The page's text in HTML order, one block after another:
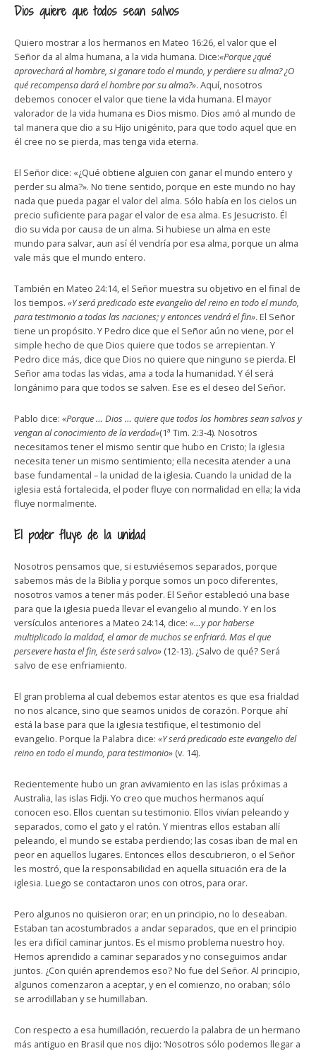
Dios quiere que todos sean salvos
Quiero mostrar a los hermanos en Mateo 16:26, el valor que el
Señor da al alma humana, a la vida humana. Dice:«Porque ¿qué
aprovechará al hombre, si ganare todo el mundo, y perdiere su alma? ¿O
qué recompensa dará el hombre por su alma?». Aquí, nosotros
debemos conocer el valor que tiene la vida humana. El mayor
valorador de la vida humana es Dios mismo. Dios amó al mundo de
tal manera que dio a su Hijo unigénito, para que todo aquel que en
él cree no se pierda, mas tenga vida eterna.
El Señor dice: «¿Qué obtiene alguien con ganar el mundo entero y
perder su alma?». No tiene sentido, porque en este mundo no hay
nada que pueda pagar el valor del alma. Sólo había en los cielos un
precio suficiente para pagar el valor de esa alma. Es Jesucristo. Él
dio su vida por causa de un alma. Si hubiese un alma en este
mundo para salvar, aun así él vendría por esa alma, porque un alma
vale más que el mundo entero.
También en Mateo 24:14, el Señor muestra su objetivo en el final de
los tiempos. «Y será predicado este evangelio del reino en todo el mundo,
para testimonio a todas las naciones; y entonces vendrá el fin». El Señor
tiene un propósito. Y Pedro dice que el Señor aún no viene, por el
simple hecho de que Dios quiere que todos se arrepientan. Y
Pedro dice más, dice que Dios no quiere que ninguno se pierda. El
Señor ama todas las vidas, ama a toda la humanidad. Y él será
longánimo para que todos se salven. Ese es el deseo del Señor.
Pablo dice: «Porque … Dios … quiere que todos los hombres sean salvos y
vengan al conocimiento de la verdad»(1ª Tim. 2:3-4). Nosotros
necesitamos tener el mismo sentir que hubo en Cristo; la iglesia
necesita tener un mismo sentimiento; ella necesita atender a una
base fundamental – la unidad de la iglesia. Cuando la unidad de la
iglesia está fortalecida, el poder fluye con normalidad en ella; la vida
fluye normalmente.
El poder fluye de la unidad
Nosotros pensamos que, si estuviésemos separados, porque
sabemos más de la Biblia y porque somos un poco diferentes,
nosotros vamos a tener más poder. El Señor estableció una base
para que la iglesia pueda llevar el evangelio al mundo. Y en los
versículos anteriores a Mateo 24:14, dice: «…y por haberse
multiplicado la maldad, el amor de muchos se enfriará. Mas el que
persevere hasta el fin, éste será salvo» (12-13). ¿Salvo de qué? Será
salvo de ese enfriamiento.
El gran problema al cual debemos estar atentos es que esa frialdad
no nos alcance, sino que seamos unidos de corazón. Porque ahí
está la base para que la iglesia testifique, el testimonio del
evangelio. Porque la Palabra dice: «Y será predicado este evangelio del
reino en todo el mundo, para testimonio» (v. 14).
Recientemente hubo un gran avivamiento en las islas próximas a
Australia, las islas Fidji. Yo creo que muchos hermanos aquí
conocen eso. Ellos cuentan su testimonio. Ellos vivían peleando y
separados, como el gato y el ratón. Y mientras ellos estaban allí
peleando, el mundo se estaba perdiendo; las cosas iban de mal en
peor en aquellos lugares. Entonces ellos descubrieron, o el Señor
les mostró, que la responsabilidad en aquella situación era de la
iglesia. Luego se contactaron unos con otros, para orar.
Pero algunos no quisieron orar; en un principio, no lo deseaban.
Estaban tan acostumbrados a andar separados, que en el principio
les era difícil caminar juntos. Es el mismo problema nuestro hoy.
Hemos aprendido a caminar separados y no conseguimos andar
juntos. ¿Con quién aprendemos eso? No fue del Señor. Al principio,
algunos comenzaron a aceptar, y en el comienzo, no oraban; sólo
se arrodillaban y se humillaban.
Con respecto a esa humillación, recuerdo la palabra de un hermano
más antiguo en Brasil que nos dijo: ‘Nosotros sólo podemos llegar a